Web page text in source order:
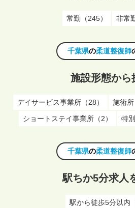
常勤（245） 非常
千葉県の柔道整復師
施設形態から
デイサービス事業所（28） 施術所
ショートステイ事業所（2）
特
千葉県の柔道整復師
駅ちか5分求人
駅から徒歩5分以内